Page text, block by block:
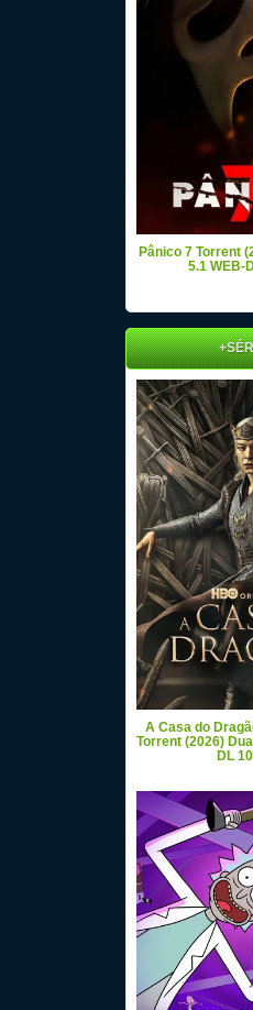
Pânico 7 Torrent
5.1 WEB-
A Casa do
Torrent (2026)
DL